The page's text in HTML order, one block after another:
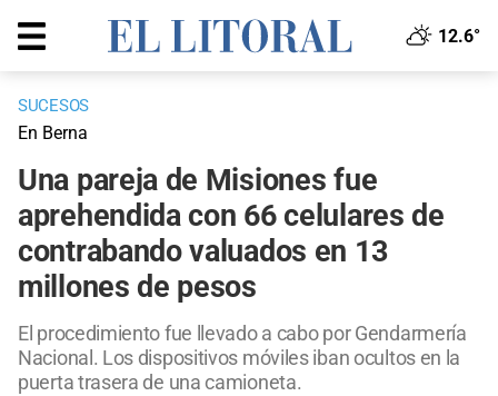
12.6°
SUCESOS
En Berna
Una pareja de Misiones fue
aprehendida con 66 celulares de
contrabando valuados en 13
millones de pesos
El procedimiento fue llevado a cabo por Gendarmería
Nacional. Los dispositivos móviles iban ocultos en la
puerta trasera de una camioneta.